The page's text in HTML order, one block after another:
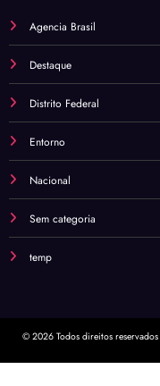
Agencia Brasil
Destaque
Distrito Federal
Entorno
Nacional
Sem categoria
temp
© 2026 Todos direitos reservados